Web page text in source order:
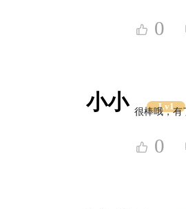
0
小小 Lv1
很棒哦，有
0